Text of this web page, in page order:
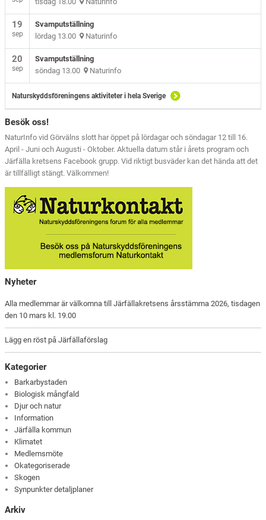
19
sep
Svamputställning
lördag 13.00 Naturinfo
20
sep
Svamputställning
söndag 13.00 Naturinfo
Naturskyddsföreningens aktiviteter i hela Sverige
Besök oss!
NaturInfo vid Görvälns slott har öppet på lördagar och söndagar 12 till 16.
April - Juni och Augusti - Oktober. Aktuella datum står i årets program och
Järfälla kretsens Facebook grupp. Vid riktigt busväder kan det hända att det
är tillfälligt stängt. Välkommen!
Nyheter
Alla medlemmar är välkomna till Järfällakretsens årsstämma 2026, tisdagen
den 10 mars kl. 19.00
Lägg en röst på Järfällaförslag
Kategorier
Barkarbystaden
Biologisk mångfald
Djur och natur
Information
Järfälla kommun
Klimatet
Medlemsmöte
Okategoriserade
Skogen
Synpunkter detaljplaner
Arkiv